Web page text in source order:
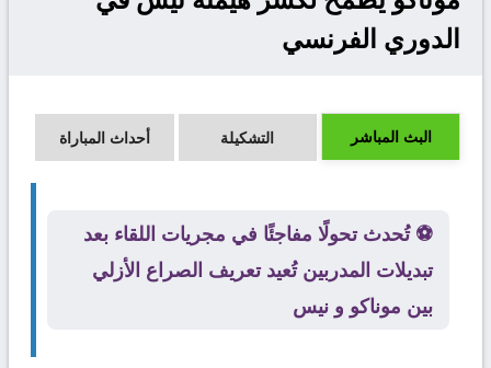
الدوري الفرنسي
البث المباشر التشكيلة أحداث المباراة
⚽ تُحدث تحولًا مفاجئًا في مجريات اللقاء بعد
تبديلات المدربين تُعيد تعريف الصراع الأزلي
بين موناكو و نيس